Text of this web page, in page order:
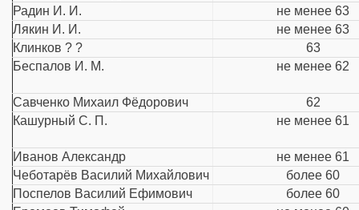
Радин И. И.
не менее 63
Лякин И. И.
не менее 63
Клинков ? ?
63
Беспалов И. М.
не менее 62
Савченко Михаил Фёдорович
62
Кашурный С. П.
не менее 61
Иванов Александр
не менее 61
Чеботарёв Василий Михайлович
более 60
Поспелов Василий Ефимович
более 60